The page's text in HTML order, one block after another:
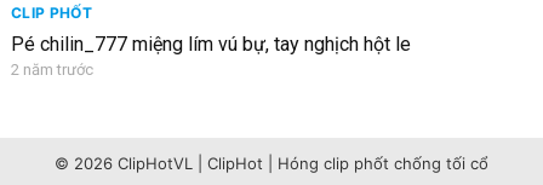
CLIP PHỐT
Pé chilin_777 miệng lím vú bự, tay nghịch hột le
2 năm trước
© 2026 ClipHotVL | ClipHot | Hóng clip phốt chống tối cổ